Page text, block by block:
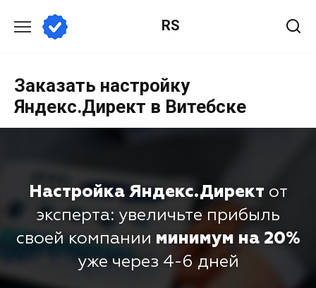
RS
Заказать настройку
Яндекс.Директ в Витебске
Настройка Яндекс.Директ от
эксперта: увеличьте прибыль
своей компании минимум на 20%
уже через 4-6 дней